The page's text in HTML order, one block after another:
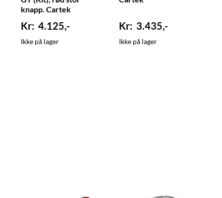
knapp. Cartek
4.125,-
Ikke på lager
3.435,-
Ikke på lager